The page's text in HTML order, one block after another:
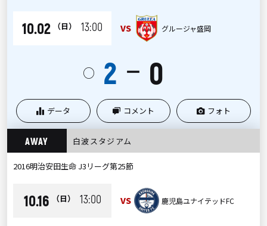
10.02 （日） 13:00 VS グルージャ盛岡
○ 2 ー 0
データ コメント フォト
AWAY 白波スタジアム
2016明治安田生命 J3リーグ第25節
10.16 （日） 13:00 VS 鹿児島ユナイテッドFC